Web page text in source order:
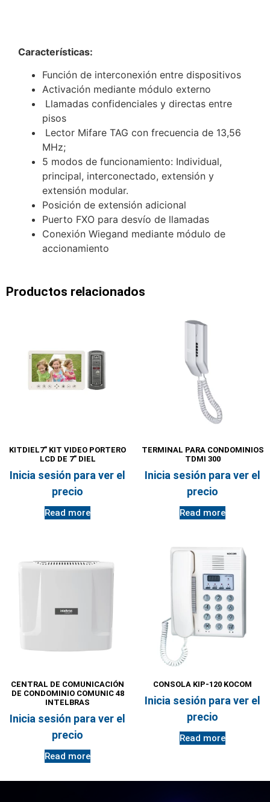
Características:
Función de interconexión entre dispositivos
Activación mediante módulo externo
Llamadas confidenciales y directas entre
pisos
Lector Mifare TAG con frecuencia de 13,56
MHz;
5 modos de funcionamiento: Individual,
principal, interconectado, extensión y
extensión modular.
Posición de extensión adicional
Puerto FXO para desvío de llamadas
Conexión Wiegand mediante módulo de
accionamiento
Productos relacionados
KITDIEL7″ KIT VIDEO PORTERO
LCD DE 7″ DIEL
Inicia sesión para ver el
precio
Read more
TERMINAL PARA CONDOMINIOS
TDMI 300
Inicia sesión para ver el
precio
Read more
CENTRAL DE COMUNICACIÓN
DE CONDOMINIO COMUNIC 48
INTELBRAS
Inicia sesión para ver el
precio
Read more
CONSOLA KIP-120 KOCOM
Inicia sesión para ver el
precio
Read more